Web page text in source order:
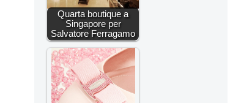
Quarta boutique a
Singapore per
Salvatore Ferragamo